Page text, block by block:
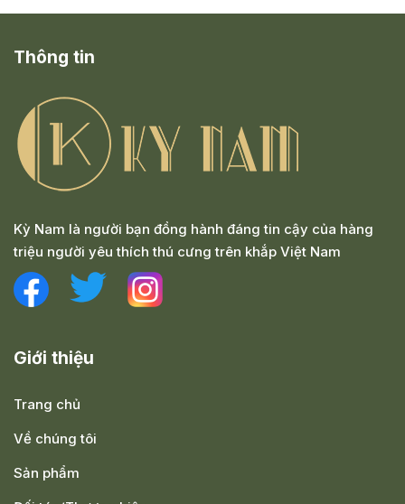
Thông tin
Kỳ Nam là người bạn đồng hành đáng tin cậy của hàng
triệu người yêu thích thú cưng trên khắp Việt Nam
Giới thiệu
Trang chủ
Về chúng tôi
Sản phẩm